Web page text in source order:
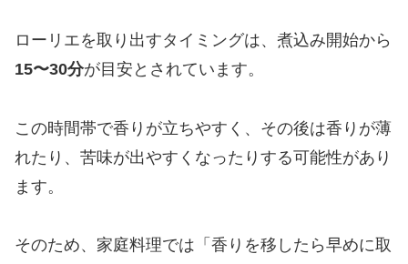
ローリエを取り出すタイミングは、煮込み開始から
15〜30分が目安とされています。
この時間帯で香りが立ちやすく、その後は香りが薄
れたり、苦味が出やすくなったりする可能性があり
ます。
そのため、家庭料理では「香りを移したら早めに取